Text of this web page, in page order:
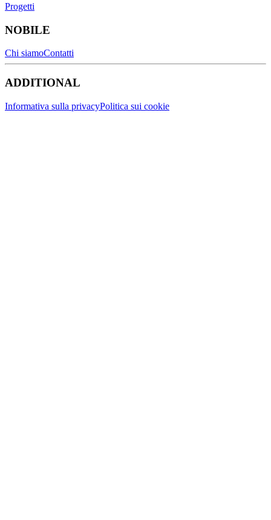
Progetti
NOBILE
Chi siamoContatti
ADDITIONAL
Informativa sulla privacyPolitica sui cookie